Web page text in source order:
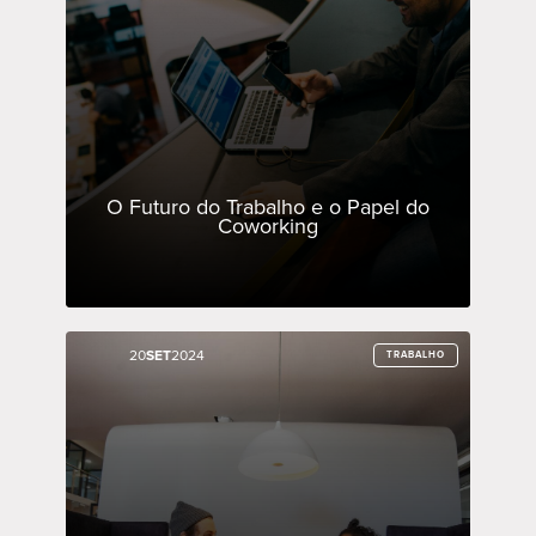
O Futuro do Trabalho e o Papel do
Coworking
20SET2024 TRABALHO
20SET2024 TRABALHO